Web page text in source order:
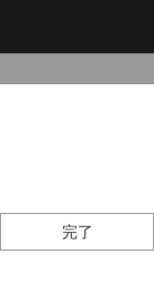
完了